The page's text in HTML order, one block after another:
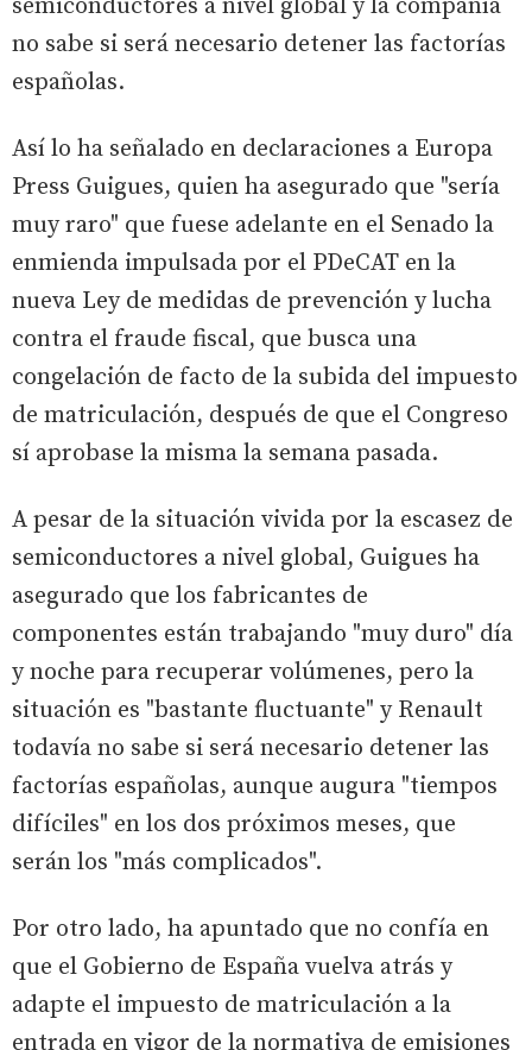
semiconductores a nivel global y la compañía
no sabe si será necesario detener las factorías
españolas.
Así lo ha señalado en declaraciones a Europa
Press Guigues, quien ha asegurado que "sería
muy raro" que fuese adelante en el Senado la
enmienda impulsada por el PDeCAT en la
nueva Ley de medidas de prevención y lucha
contra el fraude fiscal, que busca una
congelación de facto de la subida del impuesto
de matriculación, después de que el Congreso
sí aprobase la misma la semana pasada.
A pesar de la situación vivida por la escasez de
semiconductores a nivel global, Guigues ha
asegurado que los fabricantes de
componentes están trabajando "muy duro" día
y noche para recuperar volúmenes, pero la
situación es "bastante fluctuante" y Renault
todavía no sabe si será necesario detener las
factorías españolas, aunque augura "tiempos
difíciles" en los dos próximos meses, que
serán los "más complicados".
Por otro lado, ha apuntado que no confía en
que el Gobierno de España vuelva atrás y
adapte el impuesto de matriculación a la
entrada en vigor de la normativa de emisiones